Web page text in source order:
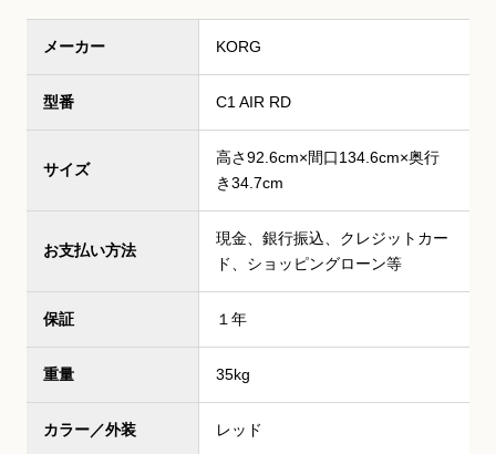
メーカー KORG
型番 C1 AIR RD
サイズ
高さ92.6cm×間口134.6cm×奥行
き34.7cm
お支払い方法
現金、銀行振込、クレジットカー
ド、ショッピングローン等
保証 １年
重量 35kg
カラー／外装 レッド